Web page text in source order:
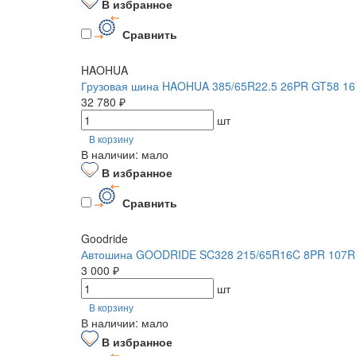
В избранное
Сравнить
HAOHUA
Грузовая шина HAOHUA 385/65R22.5 26PR GT58
32 780 ₽
шт
В корзину
В наличии: мало
В избранное
Сравнить
Goodride
Автошина GOODRIDE SC328 215/65R16C 8PR
3 000 ₽
шт
В корзину
В наличии: мало
В избранное